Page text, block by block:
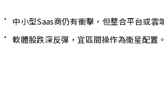
中小型Saas商仍有衝擊，但整合平台或雲
軟體股跌深反彈，宜區間操作為衛星配置。